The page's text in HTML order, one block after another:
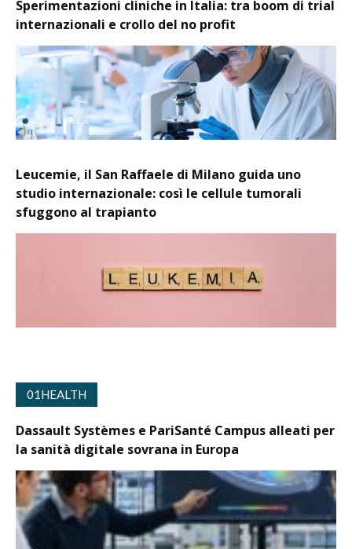
Sperimentazioni cliniche in Italia: tra boom di trial
internazionali e crollo del no profit
Leucemie, il San Raffaele di Milano guida uno
studio internazionale: così le cellule tumorali
sfuggono al trapianto
01HEALTH
Dassault Systèmes e PariSanté Campus alleati per
la sanità digitale sovrana in Europa